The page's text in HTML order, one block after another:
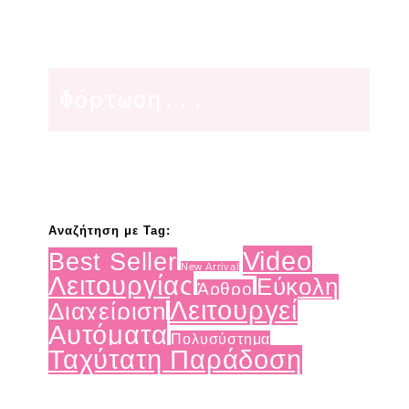
Αναζήτηση με Tag:
Best Seller New Arrival Video
Λειτουργίας Άρθρο Εύκολη
Διαχείριση Λειτουργεί
Αυτόματα Πολυσύστημα
Ταχύτατη Παράδοση